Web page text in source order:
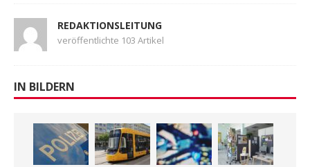
REDAKTIONSLEITUNG
veröffentlichte 103 Artikel
IN BILDERN